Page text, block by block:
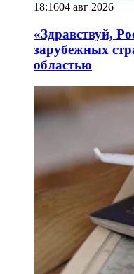
18:1604 авг 2026
«Здравствуй,
зарубежных
областью